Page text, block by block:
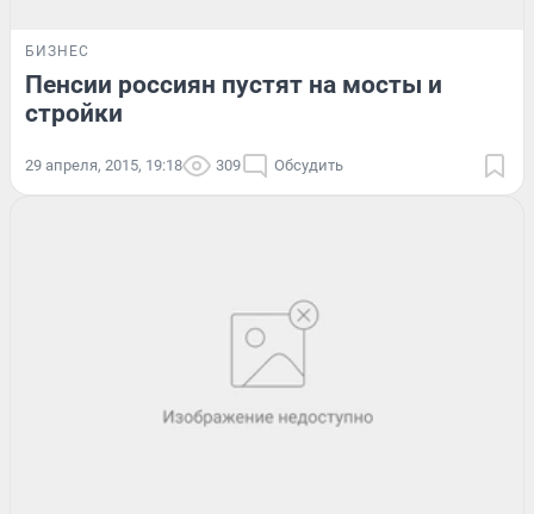
БИЗНЕС
Пенсии россиян пустят на мосты и
стройки
29 апреля, 2015, 19:18 309 Обсудить